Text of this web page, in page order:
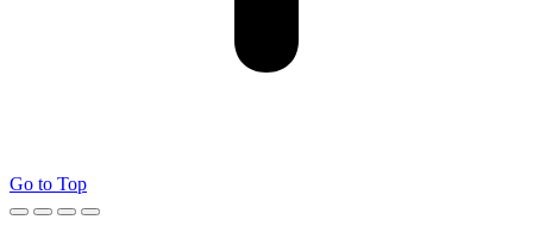
Go to Top